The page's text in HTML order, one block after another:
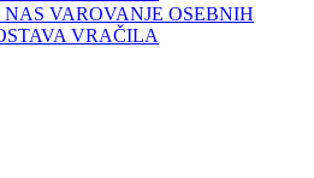
NAS VAROVANJE OSEBNIH
VRAČILA